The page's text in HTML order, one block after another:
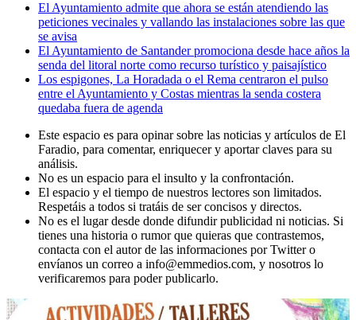
El Ayuntamiento admite que ahora se están atendiendo las
peticiones vecinales y vallando las instalaciones sobre las que
se avisa
El Ayuntamiento de Santander promociona desde hace años la
senda del litoral norte como recurso turístico y paisajístico
Los espigones, La Horadada o el Rema centraron el pulso
entre el Ayuntamiento y Costas mientras la senda costera
quedaba fuera de agenda
Este espacio es para opinar sobre las noticias y artículos de El
Faradio, para comentar, enriquecer y aportar claves para su
análisis.
No es un espacio para el insulto y la confrontación.
El espacio y el tiempo de nuestros lectores son limitados.
Respetáis a todos si tratáis de ser concisos y directos.
No es el lugar desde donde difundir publicidad ni noticias. Si
tienes una historia o rumor que quieras que contrastemos,
contacta con el autor de las informaciones por Twitter o
envíanos un correo a info@emmedios.com, y nosotros lo
verificaremos para poder publicarlo.